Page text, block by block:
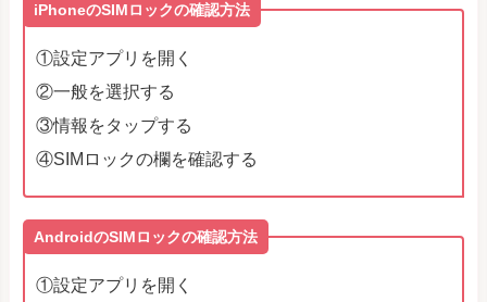
iPhoneのSIMロックの確認方法
①設定アプリを開く
②一般を選択する
③情報をタップする
④SIMロックの欄を確認する
AndroidのSIMロックの確認方法
①設定アプリを開く